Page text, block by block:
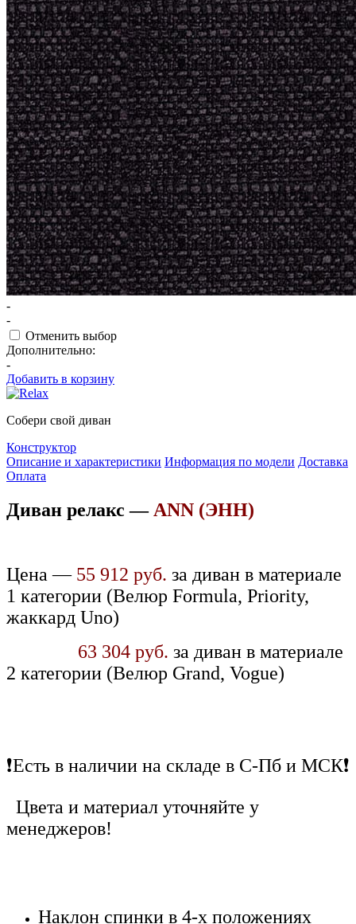
-
-
Отменить выбор
Дополнительно:
-
Добавить в корзину
Собери свой диван
Конструктор
Описание и характеристики Информация по модели Доставка
Оплата
Диван релакс — ANN (ЭНН)
Цена — 55 912 руб. за диван в материале
1 категории (Велюр Formula, Priority,
жаккард Uno)
63 304 руб. за диван в материале
2 категории (Велюр Grand, Vogue)
❗Есть в наличии на складе в С-Пб и МСК❗
Цвета и материал уточняйте у
менеджеров!
Наклон спинки в 4-х положениях